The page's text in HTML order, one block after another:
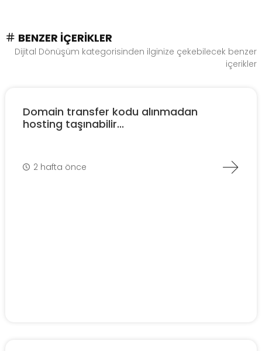
BENZER İÇERIKLER
Dijital Dönüşüm kategorisinden ilginize çekebilecek benzer
içerikler
Domain transfer kodu alınmadan
hosting taşınabilir...
2 hafta önce